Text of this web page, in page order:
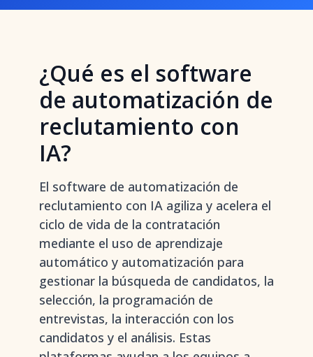
¿Qué es el software
de automatización de
reclutamiento con
IA?
El software de automatización de
reclutamiento con IA agiliza y acelera el
ciclo de vida de la contratación
mediante el uso de aprendizaje
automático y automatización para
gestionar la búsqueda de candidatos, la
selección, la programación de
entrevistas, la interacción con los
candidatos y el análisis. Estas